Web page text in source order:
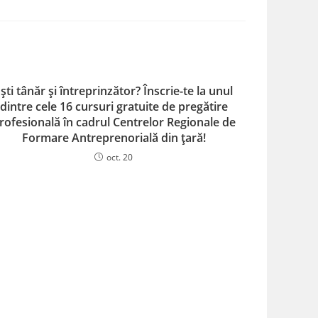
tânăr și întreprinzător? Înscrie-te la unul
dintre cele 16 cursuri gratuite de pregătire
în cadrul Centrelor Regionale de
Formare Antreprenorială din țară!
oct. 20